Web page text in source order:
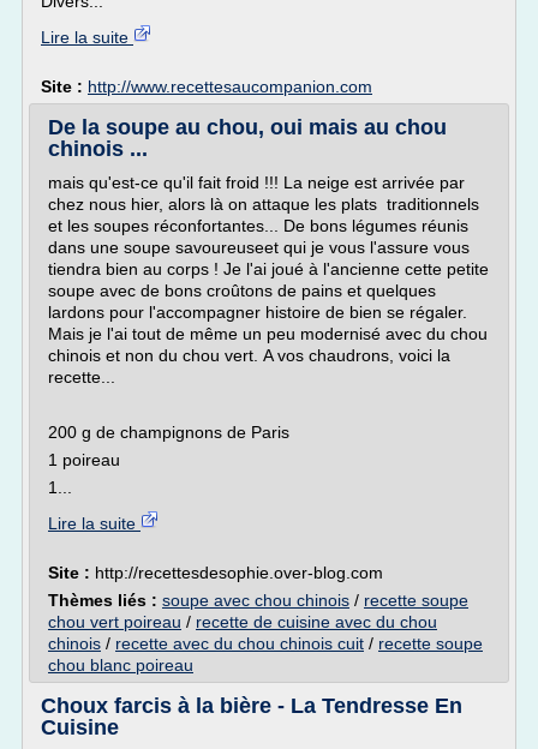
Lire la suite
Site : http://www.recettesaucompanion.com
De la soupe au chou, oui mais au chou
chinois ...
mais qu'est-ce qu'il fait froid !!! La neige est arrivée par
chez nous hier, alors là on attaque les plats traditionnels
et les soupes réconfortantes... De bons légumes réunis
dans une soupe savoureuseet qui je vous l'assure vous
tiendra bien au corps ! Je l'ai joué à l'ancienne cette petite
soupe avec de bons croûtons de pains et quelques
lardons pour l'accompagner histoire de bien se régaler.
Mais je l'ai tout de même un peu modernisé avec du chou
chinois et non du chou vert. A vos chaudrons, voici la
recette...
200 g de champignons de Paris
1 poireau
1...
Lire la suite
Site : http://recettesdesophie.over-blog.com
Thèmes liés : soupe avec chou chinois / recette soupe
chou vert poireau / recette de cuisine avec du chou
chinois / recette avec du chou chinois cuit / recette soupe
chou blanc poireau
Choux farcis à la bière - La Tendresse En
Cuisine